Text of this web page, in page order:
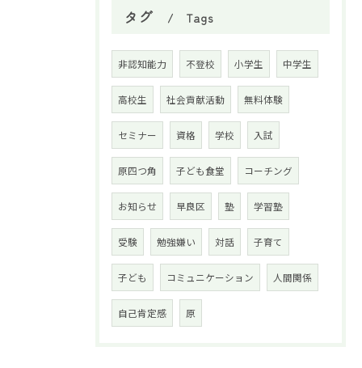
タグ Tags
非認知能力 不登校 小学生 中学生
高校生 社会貢献活動 無料体験
セミナー 資格 学校 入試
原四つ角 子ども食堂 コーチング
お知らせ 早良区 塾 学習塾
受験 勉強嫌い 対話 子育て
子ども コミュニケーション 人間関係
自己肯定感 原